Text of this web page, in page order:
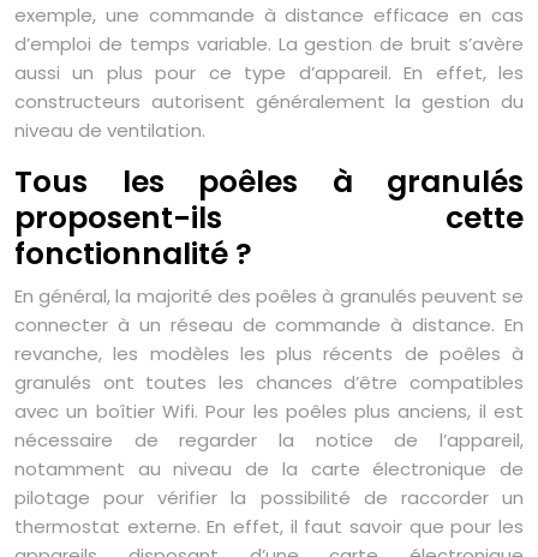
exemple, une commande à distance efficace en cas
d’emploi de temps variable. La gestion de bruit s’avère
aussi un plus pour ce type d’appareil. En effet, les
constructeurs autorisent généralement la gestion du
niveau de ventilation.
Tous les poêles à granulés
proposent-ils cette
fonctionnalité ?
En général, la majorité des poêles à granulés peuvent se
connecter à un réseau de commande à distance. En
revanche, les modèles les plus récents de poêles à
granulés ont toutes les chances d’être compatibles
avec un boîtier Wifi. Pour les poêles plus anciens, il est
nécessaire de regarder la notice de l’appareil,
notamment au niveau de la carte électronique de
pilotage pour vérifier la possibilité de raccorder un
thermostat externe. En effet, il faut savoir que pour les